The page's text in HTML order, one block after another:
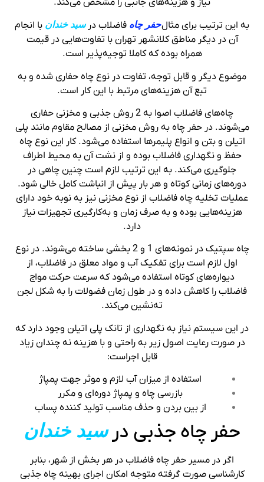
به این ترتیب برای مثالحفر چاه فاضلاب درسید خندان با انجام
آن در دیگر مناطق کلانشهر تهران با تفاوت‌هایی در قیمت
همراه بوده که کاملا توجیه‌پذیر است.
موضوع دیگر و قابل توجه، تفاوت در نوع چاه حفاری شده و به
تبع آن هزینه‌‌های مرتبط با این کار است.
چاه‌های فاضلاب اصوا به 2 روش جذبی و مخزنی حفاری
می‌شوند. در حفر چاه به روش مخزنی از مصالح مقاوم مانند پلی
اتیلن و بتن و انواع پلیمرها استفاده می‌شود. کار این نوع چاه
حفظ و نگهداری فاضلاب بوده و از نشت آن به محیط اطراف
جلوگیری می‌کند. به این ترتیب لازم است چنین چاهی در
دوره‌های زمانی کوتاه و هر بار پیش از انباشت کامل خالی شود.
عملیات تخلیه چاه فاضلاب از نوع مخزنی نیز به نوبه خود دارای
هزینه‌هایی بوده و به صرف زمان و به‌کارگیری تجهیزات نیاز
دارد.
چاه سپتیک در نمونه‌های 1 و 2 بخشی ساخته می‌شوند. در نوع
اول لازم است برای تفکیک آب و مواد معلق در فاضلاب، از
دیواره‌های کوتاه استفاده می‌شود که سرعت حرکت مواج
فاضلاب را کاهش داده و در طول زمان فضولات را به شکل لجن
ته‌نشین می‌کند.
در این سیستم نیاز به نگهداری از تانک پلی اتیلن وجود دارد که
در صورت رعایت اصول زیر به‌ راحتی و با هزینه نه چندان زیاد
قابل اجراست:
استفاده از میزان آب لازم و موثر جهت پمپاژ
بازرسی چاه و پمپاژ دوره‌ای و مکرر
از بین بردن و حذف مناسب تولید کننده پساب
حفر چاه جذبی درسید خندان
اگر در مسیر حفر چاه فاضلاب در هر بخش از شهر، بنابر
کارشناسی صورت گرفته متوجه امکان اجرای بهینه چاه جذبی